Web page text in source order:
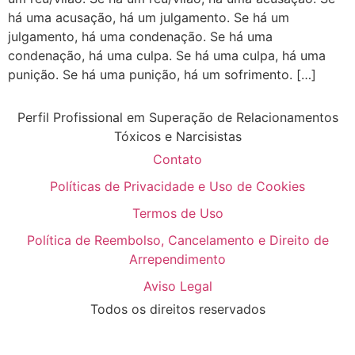
há uma acusação, há um julgamento. Se há um
julgamento, há uma condenação. Se há uma
condenação, há uma culpa. Se há uma culpa, há uma
punição. Se há uma punição, há um sofrimento. […]
Perfil Profissional em Superação de Relacionamentos
Tóxicos e Narcisistas
Contato
Políticas de Privacidade e Uso de Cookies
Termos de Uso
Política de Reembolso, Cancelamento e Direito de
Arrependimento
Aviso Legal
Todos os direitos reservados